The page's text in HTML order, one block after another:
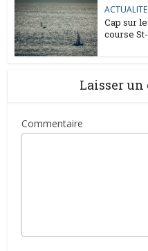
Cap sur
course
Laisser
Commentaire